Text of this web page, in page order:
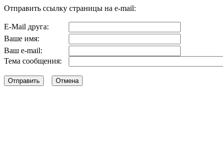
Отправить ссылку страницы на e-mail:
E-Mail друга:
Ваше имя:
Ваш e-mail:
Тема сообщения: